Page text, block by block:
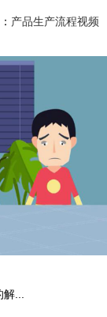
产品生产流程视频
...